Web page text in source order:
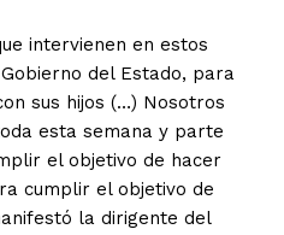
intervienen en estos
del Estado, para
sus hijos (…) Nosotros
esta semana y parte
el objetivo de hacer
cumplir el objetivo de
la dirigente del